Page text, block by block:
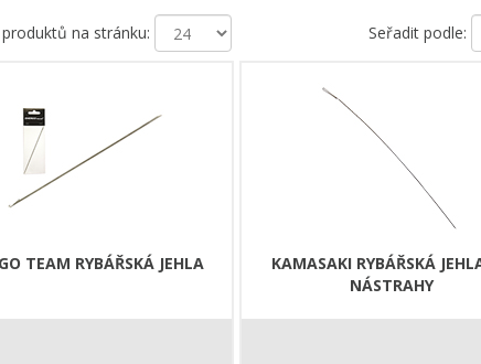
na stránku: Seřadit podle:
TEAM RYBÁŘSKÁ JEHLA
KAMASAKI RYBÁŘSKÁ
NÁSTRAHY